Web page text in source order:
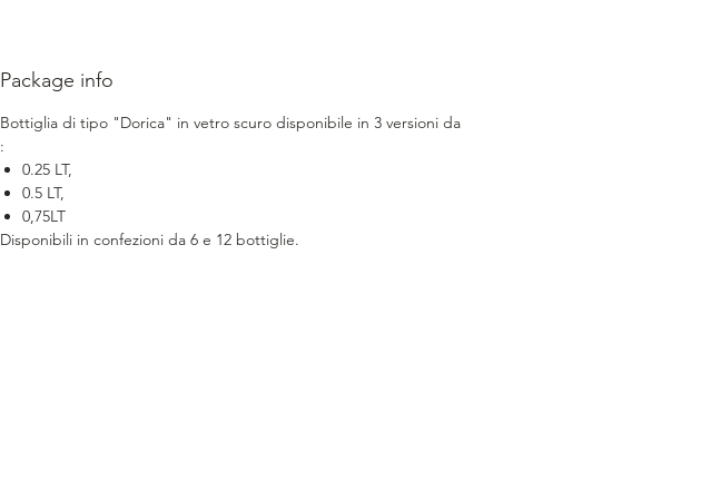
Package info
Bottiglia di tipo "Dorica" in vetro scuro disponibile in 3 versioni da
:
0.25 LT,
0.5 LT,
0,75LT
Disponibili in confezioni da 6 e 12 bottiglie.